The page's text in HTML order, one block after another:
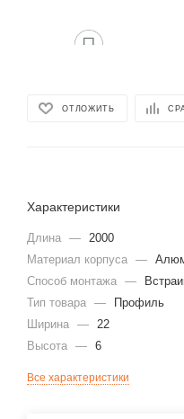
ОТЛОЖИТЬ
Характеристики
Длина — 2000
Материал корпуса —
Способ монтажа —
Тип товара —
Профиль
Ширина — 22
Высота — 6
Все характеристики